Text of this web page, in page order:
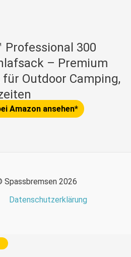
Professional 300
– Premium
Outdoor Camping,
Amazon ansehen*
Spassbremsen 2026
Datenschutzerklärung